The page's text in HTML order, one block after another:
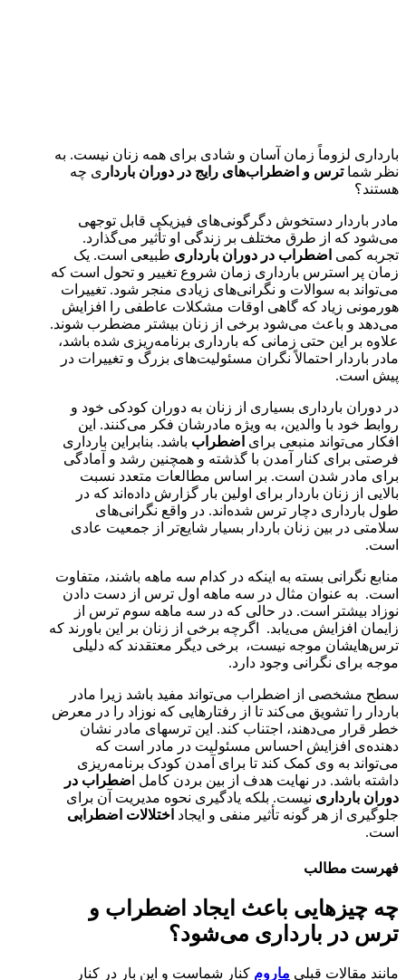
بارداری لزوماً زمان آسان و شادی برای همه زنان نیست. به
نظر شماترس‌ و اضطراب‌های رایج در دوران باردار ی چه
هستند؟
مادر باردار دستخوش دگرگونی‌های فیزیکی قابل توجهی
می‌شود که از طرق مختلف بر زندگی او تأثیر می‌گذارد.
تجربه کمی اضطراب در دوران بارداری طبیعی است. یک
زمان پر استرس بارداری زمان شروع تغییر و تحول است که
می‌تواند به سوالات و نگرانی‌های زیادی منجر شود. تغییرات
هورمونی زیاد که گاهی اوقات مشکلات عاطفی را افزایش
می‌دهد و باعث می‌شود برخی از زنان بیشتر مضطرب شوند.
علاوه بر این حتی زمانی که بارداری برنامه‌ریزی شده باشد،
مادر باردار احتمالاً نگران مسئولیت‌های بزرگ و تغییرات در
پیش است.
در دوران بارداری بسیاری از زنان به دوران کودکی خود و
روابط خود با والدین، به ویژه مادرشان فکر می‌کنند. این
افکار می‌تواند منبعی برای اضطراب باشد. بنابراین بارداری
فرصتی برای کنار آمدن با گذشته و همچنین رشد و آمادگی
برای مادر شدن است. بر اساس مطالعات متعدد نسبت
بالایی از زنان باردار برای اولین بار گزارش داده‌اند که در
طول بارداری دچار ترس شده‌اند. در واقع نگرانی‌های
سلامتی در بین زنان باردار بسیار شایع‌تر از جمعیت عادی
است.
منابع نگرانی بسته به اینکه در کدام سه ماهه باشند، متفاوت
است. به عنوان مثال در سه ماهه اول ترس از دست دادن
نوزاد بیشتر است. در حالی که در سه ماهه سوم ترس از
زایمان افزایش می‌یابد. اگرچه برخی از زنان بر این باورند که
ترس‌هایشان موجه نیست، برخی دیگر معتقدند که دلیلی
موجه برای نگرانی وجود دارد.
سطح مشخصی از اضطراب می‌تواند مفید باشد زیرا مادر
باردار را تشویق می‌کند تا از رفتارهایی که نوزاد را در معرض
خطر قرار می‌دهند، اجتناب کند. این ترسهای مادر نشان
دهنده‌ی افزایش احساس مسئولیت در مادر است که
می‌تواند به وی کمک کند تا برای آمدن کودک برنامه‌ریزی
داشته باشد. در نهایت هدف از بین بردن کامل ا ضطراب در
دوران بارداری نیست. بلکه یادگیری نحوه مدیریت آن برای
جلوگیری از هر گونه تأثیر منفی و ایجاد اختلالات اضطرابی
است.
فهرست مطالب
چه چیزهایی باعث ایجاد اضطراب و
ترس در بارداری می‌شود؟
مانند مقالات قبلی ماروم کنار شماست و این بار در کنار